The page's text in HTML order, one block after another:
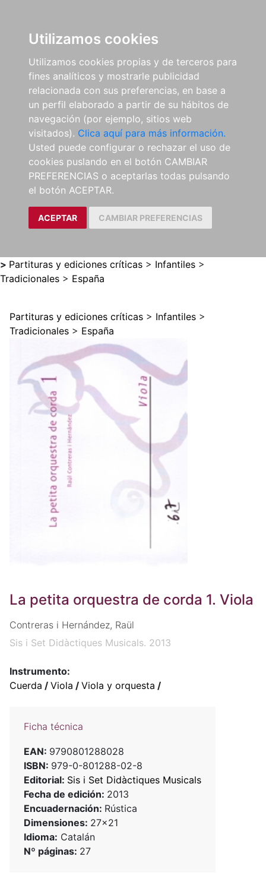
Utilizamos cookies
Utilizamos cookies propias y de terceros para
fines analíticos y mostrarle publicidad
relacionada con sus preferencias, en base a
un perfil elaborado a partir de su hábitos de
navegación (por ejemplo, sitios web
visitados). Clica aquí para más información.
Usted puede configurar o rechazar el uso de
cookies puslando en el botón CAMBIAR
PREFERENCIAS o aceptarlas todas pulsando
el botón ACEPTAR.
ACEPTAR CAMBIAR PREFERENCIAS
> Partituras y ediciones críticas > Infantiles >
Tradicionales > España
Partituras y ediciones críticas > Infantiles >
Tradicionales > España
La petita orquestra de corda 1. Viola
Contreras i Hernández, Raül
Sis i Set Didàctiques Musicals. 2013
Instrumento:
Cuerda / Viola / Viola y orquesta /
Ficha técnica
EAN: 9790801288028
ISBN: 979-0-801288-02-8
Editorial: Sis i Set Didàctiques Musicals
Fecha de edición: 2013
Encuadernación: Rústica
Dimensiones: 27x21
Idioma: Catalán
Nº páginas: 27